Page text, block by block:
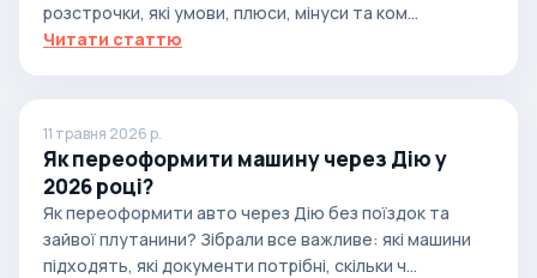
розстрочки, які умови, плюси, мінуси та ком...
Читати статтю
11 травня 2026 р.
Як переоформити машину через Дію у
2026 році?
Як переоформити авто через Дію без поїздок та
зайвої плутанини? Зібрали все важливе: які машини
підходять, які документи потрібні, скільки ч...